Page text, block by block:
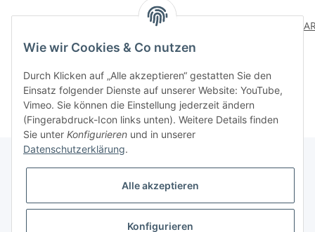
Serviettenbehaelter
110,00 CHF*
Serviettenringe Bark 2er
38,00 CHF
Gesetzliche Informationen
Wie wir Cookies & Co nutzen
Durch Klicken auf „Alle akzeptieren“ gestatten Sie den
Einsatz folgender Dienste auf unserer Website: YouTube,
Vimeo. Sie können die Einstellung jederzeit ändern
(Fingerabdruck-Icon links unten). Weitere Details finden
Sie unter Konfigurieren und in unserer
Datenschutzerklärung.
Alle akzeptieren
Konfigurieren